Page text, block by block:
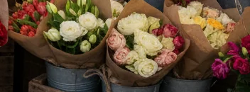
Status heute
Heute geschlossen